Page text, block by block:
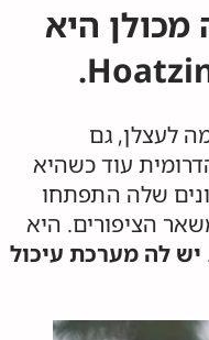
מכולן היא
לעצלן, גם
עוד כשהיא
שלה התפתחו
משאר הציפורים. היא
יש לה מערכת עיכול